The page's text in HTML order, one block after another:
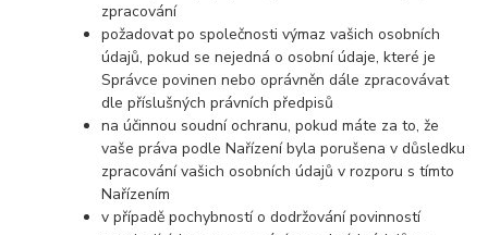
zpracování
požadovat po společnosti výmaz vašich osobních
údajů, pokud se nejedná o osobní údaje, které je
Správce povinen nebo oprávněn dále zpracovávat
dle příslušných právních předpisů
na účinnou soudní ochranu, pokud máte za to, že
vaše práva podle Nařízení byla porušena v důsledku
zpracování vašich osobních údajů v rozporu s tímto
Nařízením
v případě pochybností o dodržování povinností